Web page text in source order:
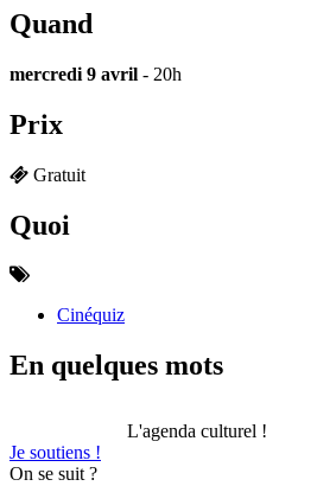
Quand
mercredi 9 avril - 20h
Prix
Gratuit
Quoi
Cinéquiz
En quelques mots
L'agenda culturel !
Je soutiens !
On se suit ?